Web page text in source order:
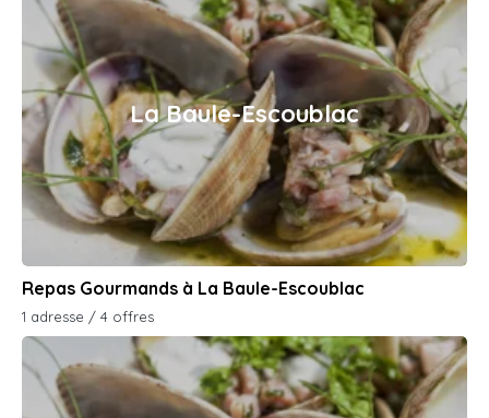
La Baule-Escoublac
Repas Gourmands à La Baule-Escoublac
1 adresse / 4 offres